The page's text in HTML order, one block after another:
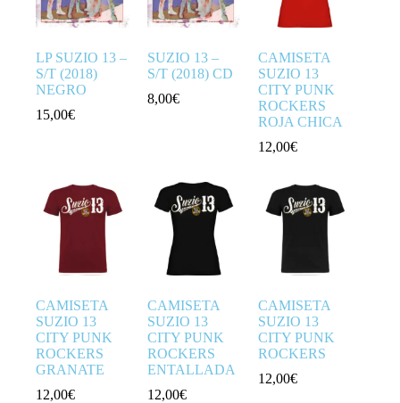
LP SUZIO 13 –
S/T (2018)
NEGRO
15,00€
SUZIO 13 –
S/T (2018) CD
8,00€
CAMISETA
SUZIO 13
CITY PUNK
ROCKERS
ROJA CHICA
12,00€
CAMISETA
SUZIO 13
CITY PUNK
ROCKERS
GRANATE
12,00€
CAMISETA
SUZIO 13
CITY PUNK
ROCKERS
ENTALLADA
12,00€
CAMISETA
SUZIO 13
CITY PUNK
ROCKERS
12,00€